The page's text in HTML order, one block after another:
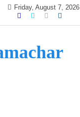
Friday, August 7, 2026